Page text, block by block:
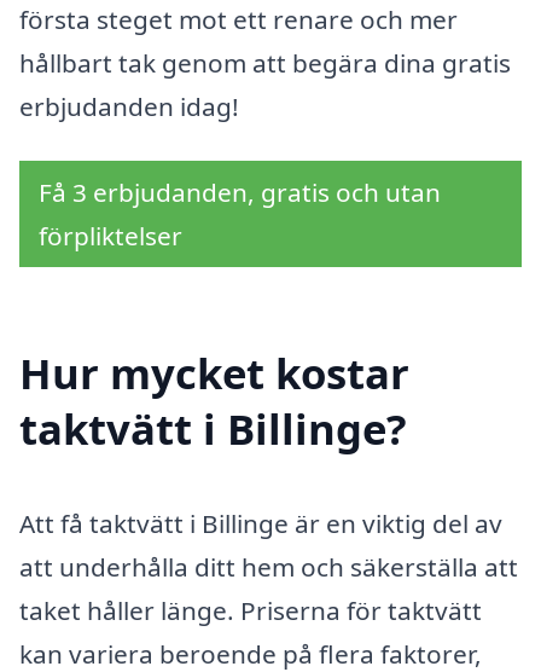
första steget mot ett renare och mer
hållbart tak genom att begära dina gratis
erbjudanden idag!
Få 3 erbjudanden, gratis och utan
förpliktelser
Hur mycket kostar
taktvätt i Billinge?
Att få taktvätt i Billinge är en viktig del av
att underhålla ditt hem och säkerställa att
taket håller länge. Priserna för taktvätt
kan variera beroende på flera faktorer,